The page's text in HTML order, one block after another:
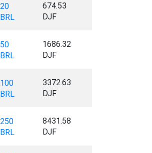
20
BRL
674.53
DJF
50
BRL
1686.32
DJF
100
BRL
3372.63
DJF
250
BRL
8431.58
DJF